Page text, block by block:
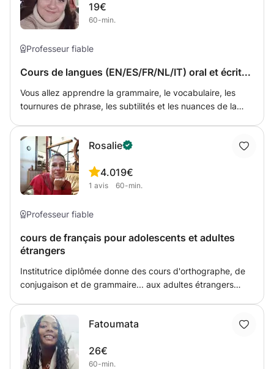
faudra afin d'atteindre la remise à niveau souhaitée tout
en prenant en compte les disponibilités et capacités de
cours si nécessaire et correction en début de chaque
19€
60-min.
Professeur fiable
Cours de langues (EN/ES/FR/NL/IT) oral et écrit...
Vous allez apprendre la grammaire, le vocabulaire, les
tournures de phrase, les subtilités et les nuances de la
aident à retenir...! Rosalie
4.0
1 avis
19€
60-min.
Professeur fiable
cours de français pour adolescents et adultes
étrangers
Institutrice diplômée donne des cours d'orthographe, de
conjugaison et de grammaire... aux adultes étrangers
plus à l'aise dans les conversations quotidiennes. Le cours
sera adapté selon les besoins et la demande de l'étudiant.
Il est par exemple possible de centrer les cours sur la
réalisation d'un CV, la présentation orale,...tout en
Fatoumata
26€
60-min.